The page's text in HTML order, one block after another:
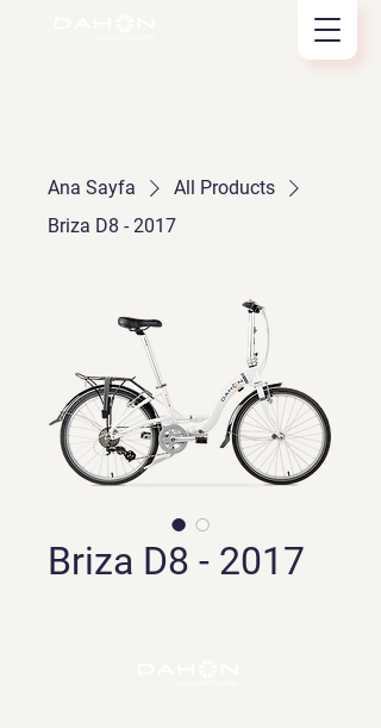
Ana Sayfa
All Products
Briza D8 - 2017
Briza D8 - 2017